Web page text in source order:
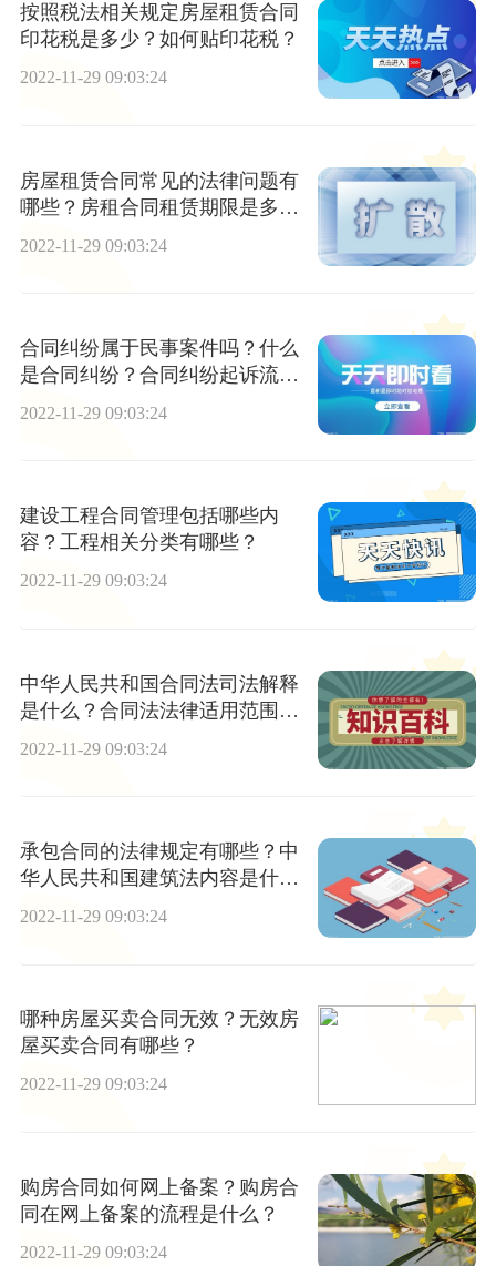
按照税法相关规定房屋租赁合同
印花税是多少？如何贴印花税？
2022-11-29 09:03:24
房屋租赁合同常见的法律问题有
哪些？房租合同租赁期限是多
2022-11-29 09:03:24
合同纠纷属于民事案件吗？什么
是合同纠纷？合同纠纷起诉流程
2022-11-29 09:03:24
建设工程合同管理包括哪些内
容？工程相关分类有哪些？
2022-11-29 09:03:24
中华人民共和国合同法司法解释
是什么？合同法法律适用范围是
2022-11-29 09:03:24
承包合同的法律规定有哪些？中
华人民共和国建筑法内容是什
么？
2022-11-29 09:03:24
哪种房屋买卖合同无效？无效房
屋买卖合同有哪些？
2022-11-29 09:03:24
购房合同如何网上备案？购房合
同在网上备案的流程是什么？
2022-11-29 09:03:24